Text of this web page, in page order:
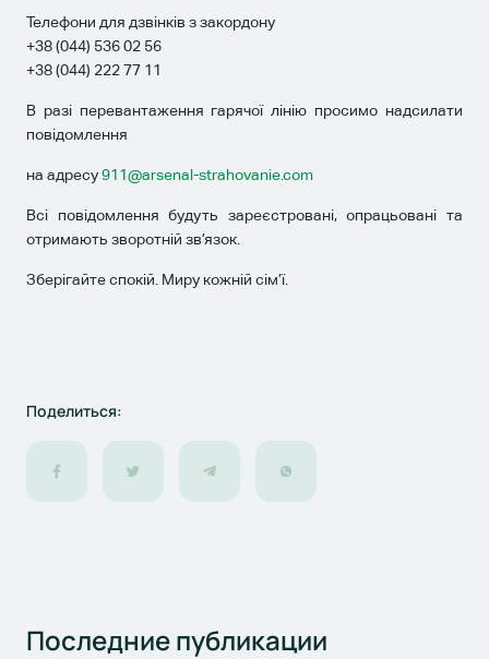
Телефони для дзвінків з закордону
+38 (044) 536 02 56
+38 (044) 222 77 11
В разі перевантаження гарячої лінію просимо надсилати
повідомлення
на адресу911@arsenal-strahovanie.com
Всі повідомлення будуть зареєстровані, опрацьовані та
отримають зворотній зв’язок.
Зберігайте спокій. Миру кожній сім’ї.
Поделиться:
Последниепубликации